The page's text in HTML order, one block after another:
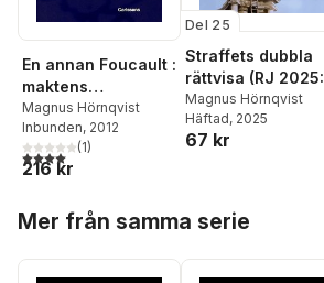
En annan Foucault :
maktens
problematik
Magnus Hörnqvist
Inbunden, 2012
4,0utav 5 stjärnor. Totalt antal röster:
(1)
216 kr
Del 25
Straffets dubbla
rättvisa (RJ 2025:
Rättvisa)
Magnus Hörnqvist
Häftad, 2025
67 kr
Mer från samma serie